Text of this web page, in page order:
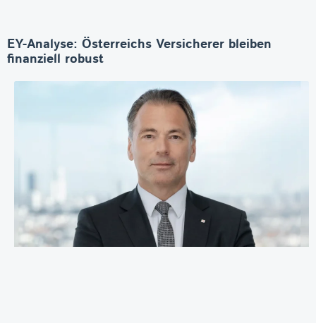
EY-Analyse: Österreichs Versicherer bleiben
finanziell robust